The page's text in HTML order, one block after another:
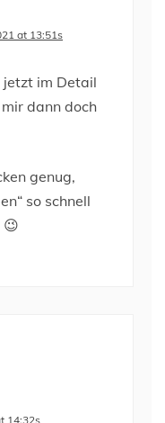
at 13:51s
jetzt im Detail
dann doch
genug,
so schnell
😉
14:32s